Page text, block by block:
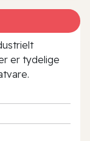
er tydelige